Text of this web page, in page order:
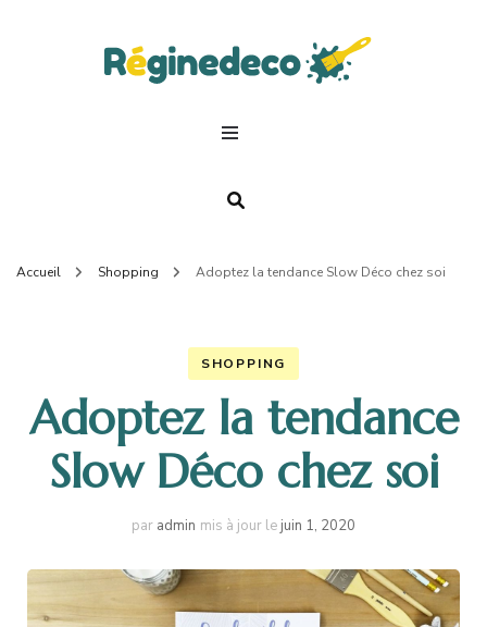
Accueil Shopping Adoptez la tendance Slow Déco chez soi
SHOPPING
Adoptez la tendance
Slow Déco chez soi
par admin mis à jour le juin 1, 2020